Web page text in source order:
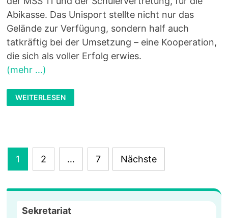
Abikasse. Das Unisport stellte nicht nur das
Gelände zur Verfügung, sondern half auch
tatkräftig bei der Umsetzung – eine Kooperation,
die sich als voller Erfolg erwies.
(mehr …)
ASG
VS
RBG:
WEITERLESEN
Seitennummerierung
der
Beiträge
1 2 … 7 Nächste
Sekretariat